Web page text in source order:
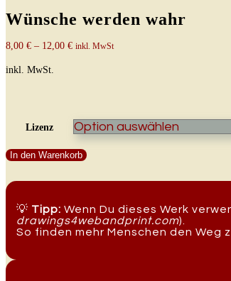
Wünsche werden wahr
8,00 € – 12,00 € inkl. MwSt
inkl. MwSt.
Lizenz
Wünsche
Menge
In den Warenkorb
💡 Tipp: Wenn Du dieses Werk
drawings4webandprint.com).
So finden mehr Menschen den Weg